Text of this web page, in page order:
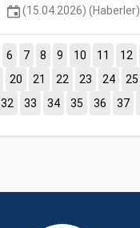
(15.04.2026) (Haberler)
6 7 8 9 10 11 12
20 21 22 23 24 25
32 33 34 35 36 37